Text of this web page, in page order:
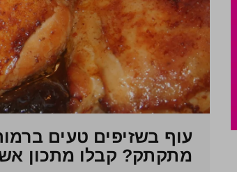
עוף בשזיפים טעים
מתקתק? קבלו מתכון